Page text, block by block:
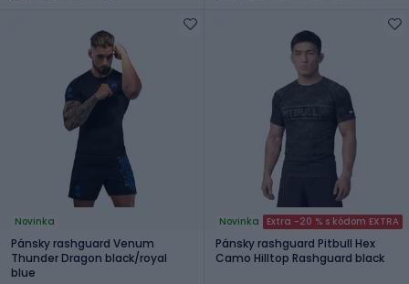
Novinka
Pánsky rashguard Venum
Thunder Dragon black/royal
blue
Novinka Extra -20 % s kódom EXTRA
Pánsky rashguard Pitbull Hex
Camo Hilltop Rashguard black